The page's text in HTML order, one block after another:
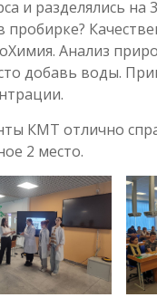
и разделялись на
пробирке?
Анализ
добавь воды.
КМТ отлично
2 место.